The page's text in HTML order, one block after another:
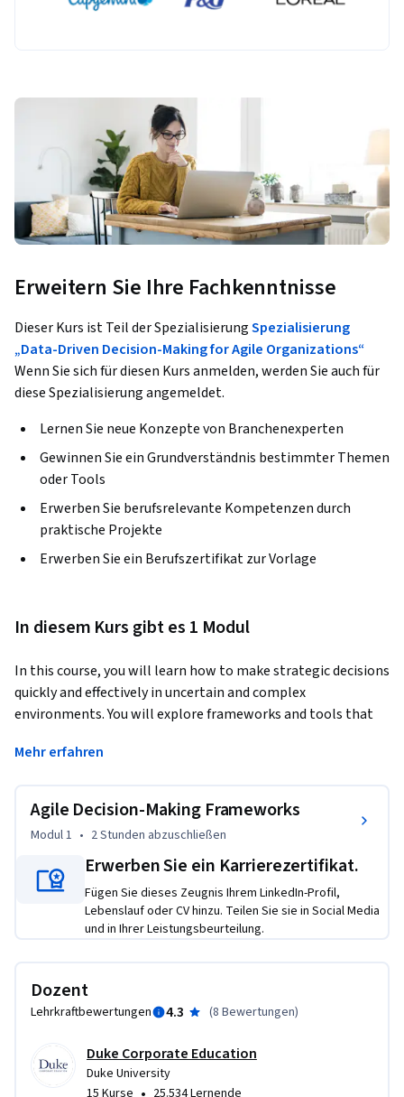
Erweitern Sie Ihre Fachkenntnisse
Dieser Kurs ist Teil der SpezialisierungSpezialisierung
„Data-Driven Decision-Making for Agile Organizations“
Wenn Sie sich für diesen Kurs anmelden, werden Sie auch für
diese Spezialisierung angemeldet.
Lernen Sie neue Konzepte von Branchenexperten
Gewinnen Sie ein Grundverständnis bestimmter Themen
oder Tools
Erwerben Sie berufsrelevante Kompetenzen durch
praktische Projekte
Erwerben Sie ein Berufszertifikat zur Vorlage
In diesem Kurs gibt es 1 Modul
In this course, you will learn how to make strategic decisions
quickly and effectively in uncertain and complex
environments. You will explore frameworks and tools that
and confidence. This module will also cover the balance
quality decisions without sacrificing agility.
This course is suited for professionals and leaders who need
moving environments. No prior knowledge of decision
frameworks is necessary.
Mehr erfahren
Agile Decision-Making Frameworks
Modul 1 • 2 Stunden abzuschließen
Erwerben Sie ein Karrierezertifikat.
Fügen Sie dieses Zeugnis Ihrem LinkedIn-Profil,
Lebenslauf oder CV hinzu. Teilen Sie sie in Social Media
und in Ihrer Leistungsbeurteilung.
Dozent
Lehrkraftbewertungen 4.3 (8 Bewertungen)
Duke Corporate Education
Duke University